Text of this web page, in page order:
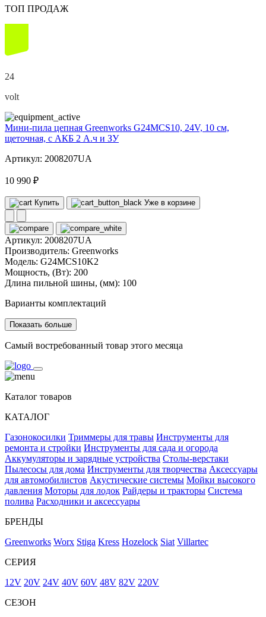
ТОП ПРОДАЖ
24
volt
Мини-пила цепная Greenworks G24MCS10, 24V, 10 см,
щеточная, с АКБ 2 А.ч и ЗУ
Артикул: 2008207UA
10 990 ₽
Купить Уже в корзине
Артикул: 2008207UA
Производитель: Greenworks
Модель: G24MCS10K2
Мощность, (Вт): 200
Длина пильной шины, (мм): 100
Варианты комплектаций
Показать больше
Самый востребованный товар этого месяца
Каталог товаров
КАТАЛОГ
Газонокосилки Триммеры для травы Инструменты для
ремонта и стройки Инструменты для сада и огорода
Аккумуляторы и зарядные устройства Столы-верстаки
Пылесосы для дома Инструменты для творчества Аксессуары
для автомобилистов Акустические системы Мойки высокого
давления Моторы для лодок Райдеры и тракторы Система
полива Расходники и аксессуары
БРЕНДЫ
Greenworks Worx Stiga Kress Hozelock Siat Villartec
СЕРИЯ
12V 20V 24V 40V 60V 48V 82V 220V
СЕЗОН